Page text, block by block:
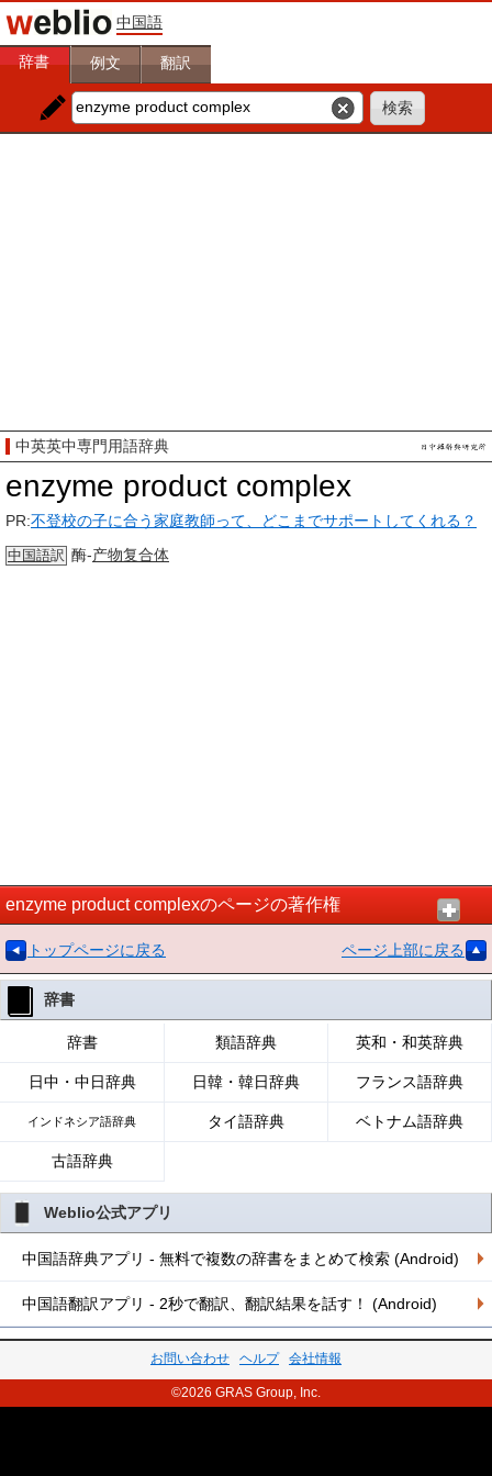
中国語
辞書 例文 翻訳
中英英中専門用語辞典
enzyme product complex
PR:不登校の子に合う家庭教師って、どこまでサポートしてくれる？
中国語訳 酶-产物复合体
enzyme product complexのページの著作権
トップページに戻る ページ上部に戻る
辞書
辞書 類語辞典 英和・和英辞典
日中・中日辞典 日韓・韓日辞典 フランス語辞典
インドネシア語辞典 タイ語辞典 ベトナム語辞典
古語辞典
Weblio公式アプリ
中国語辞典アプリ - 無料で複数の辞書をまとめて検索 (Android)
中国語翻訳アプリ - 2秒で翻訳、翻訳結果を話す！ (Android)
お問い合わせ ヘルプ 会社情報
©2026 GRAS Group, Inc.